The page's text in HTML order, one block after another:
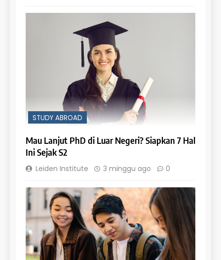
STUDY ABROAD
Mau Lanjut PhD di Luar Negeri? Siapkan 7 Hal
Ini Sejak S2
Leiden Institute 3 minggu ago 0